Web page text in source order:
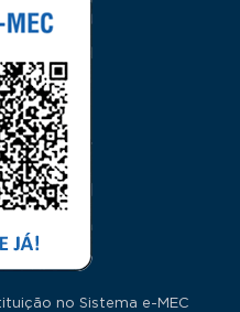
no Sistema e-MEC